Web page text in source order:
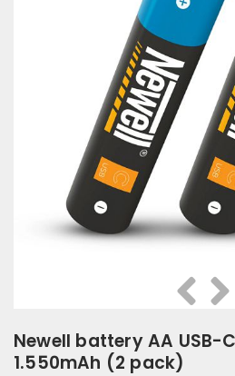
Newell battery AA USB-
1.550mAh (2 pack)